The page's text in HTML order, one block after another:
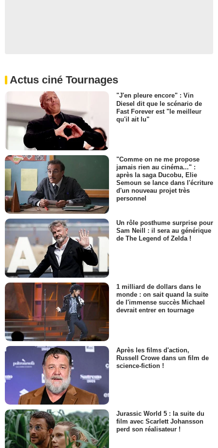
Actus ciné Tournages
"J'en pleure encore" : Vin
Diesel dit que le scénario de
Fast Forever est "le meilleur
qu'il ait lu"
"Comme on ne me propose
jamais rien au cinéma..." :
après la saga Ducobu, Elie
Semoun se lance dans l'écriture
d'un nouveau projet très
personnel
Un rôle posthume surprise pour
Sam Neill : il sera au générique
de The Legend of Zelda !
1 milliard de dollars dans le
monde : on sait quand la suite
de l'immense succès Michael
devrait entrer en tournage
Après les films d'action,
Russell Crowe dans un film de
science-fiction !
Jurassic World 5 : la suite du
film avec Scarlett Johansson
perd son réalisateur !